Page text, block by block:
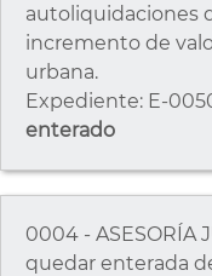
autoliquidaciones
incremento de
urbana.
Expediente: E-
enterado
0004 - ASESORÍA
quedar enterada